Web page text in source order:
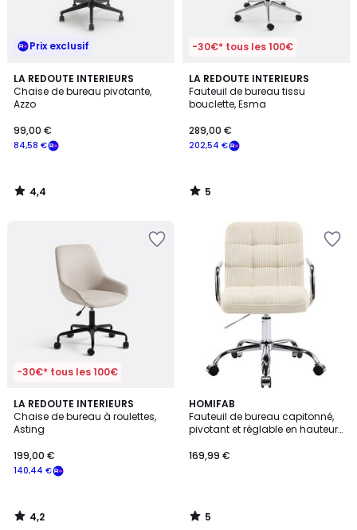
Prix exclusif
LA REDOUTE INTERIEURS
Chaise de bureau pivotante,
Azzo
84,58 €
99,00 €
4,4
/ 5
4,4
/
-30€* tous les 100€
LA REDOUTE INTERIEURS
Fauteuil de bureau tissu
bouclette, Esma
202,54 €
289,00 €
5
/
5
5
/
-30€* tous les 100€
LA REDOUTE INTERIEURS
Chaise de bureau à roulettes,
Asting
140,44 €
199,00 €
4,2
/ 5
4,2
/
HOMIFAB
Fauteuil de bureau capitonné,
pivotant et réglable en hauteur
169,99 €
5
/
5
5
/